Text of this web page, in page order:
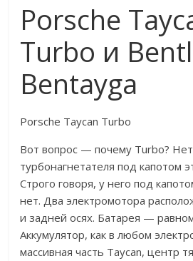
Porsche
Turbo и
Bentayga
Porsche Taycan Turbo
Вот вопрос — почему Turbo? Нет
турбонагнетателя под капотом
Строго говоря, у него под
нет. Два электромотора
и задней осях. Батарея —
Аккумулятор, как в любом
массивная часть Taycan, центр